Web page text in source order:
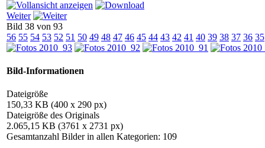
Weiter
Bild 38 von 93
56 55 54 53 52 51 50 49 48 47 46 45 44 43 42 41 40 39 38 37 36 35
Bild-Informationen
Dateigröße
150,33 KB (400 x 290 px)
Dateigröße des Originals
2.065,15 KB (3761 x 2731 px)
Gesamtanzahl Bilder in allen Kategorien: 109